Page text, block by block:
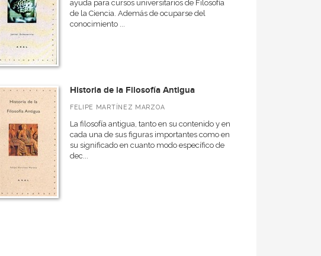
ayuda para cursos universitarios de Filosofía
de la Ciencia. Además de ocuparse del
conocimiento ...
Historia de la Filosofía Antigua
FELIPE MARTÍNEZ MARZOA
La filosofía antigua, tanto en su contenido y en
cada una de sus figuras importantes como en
su significado en cuanto modo específico de
dec...